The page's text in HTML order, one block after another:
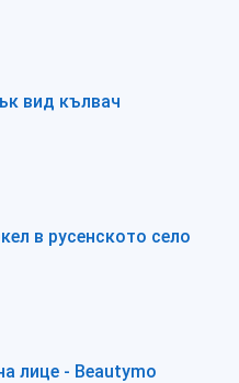
вид кълвач
в русенското село
лице - Beautymo